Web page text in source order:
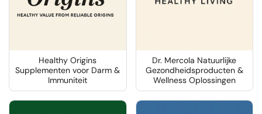
Healthy Origins
Supplementen voor Darm &
Immuniteit
Dr. Mercola Natuurlijke
Gezondheidsproducten &
Wellness Oplossingen